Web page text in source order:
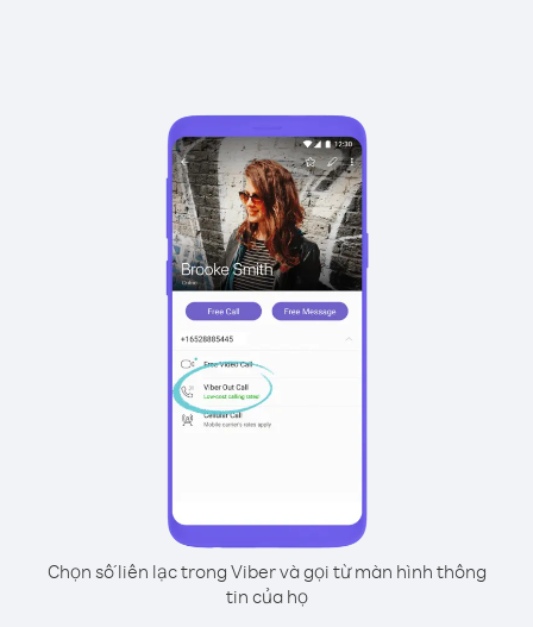
Chọn số liên lạc trong Viber và gọi từ màn hình thông
tin của họ